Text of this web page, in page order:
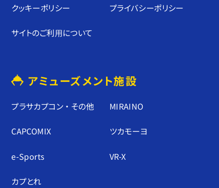
クッキーポリシー プライバシーポリシー
サイトのご利⽤について
アミューズメント施設
プラサカプコン ・ その他 MIRAINO
CAPCOMIX ツカモーヨ
e-Sports VR-X
カプとれ